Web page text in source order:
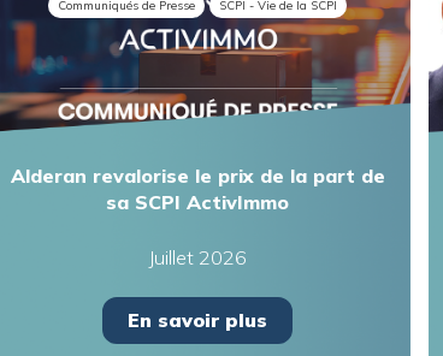
Communiqués de Presse SCPI - Vie de la SCPI
Alderan revalorise le prix de la part de
sa SCPI ActivImmo
Juillet 2026
En savoir plus